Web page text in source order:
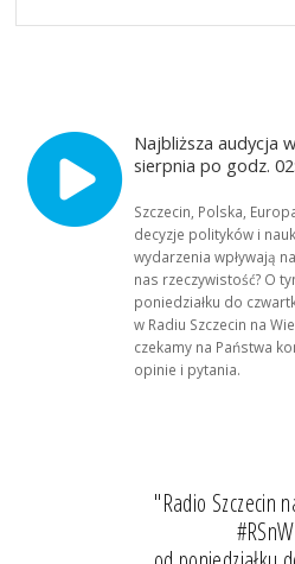
Najbliższa audycja
sierpnia po godz.
Szczecin, Polska,
decyzje polityków i
wydarzenia wpływają
nas rzeczywistość? O
poniedziałku do
w Radiu Szczecin na
czekamy na Państwa
opinie i pytania.
"Radio Szczecin
#RSnW